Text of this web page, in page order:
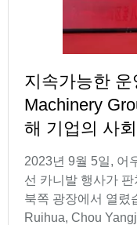
지속가능한
Machinery
해 기업의 사
2023년 9월 5일, 어
선 카니발 행사가
북쪽 광장에서 열렸
Ruihua, Chou